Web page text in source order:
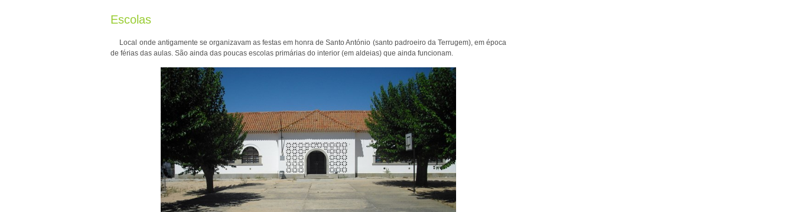
Escolas
Local onde antigamente se organizavam as festas em honra de Santo António (santo padroeiro da Terrugem), em época
de férias das aulas. São ainda das poucas escolas primárias do interior (em aldeias) que ainda funcionam.